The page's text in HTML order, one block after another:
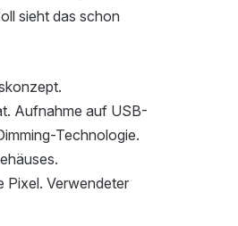
sieht das schon
Aufnahme auf USB-
Technologie.
Pixel. Verwendeter